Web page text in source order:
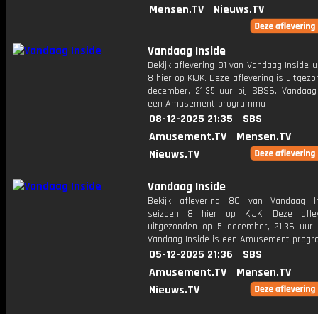
Mensen.TV
Nieuws.TV
Vandaag Inside
Bekijk aflevering 81 van Vandaag Inside
8 hier op KIJK. Deze aflevering is
december, 21:35 uur bij SBS6.
een Amusement programma
08-12-2025 21:35
SBS
Amusement.TV
Mensen.TV
Nieuws.TV
Vandaag Inside
Bekijk aflevering 80 van Vandaag
seizoen 8 hier op KIJK. Deze
uitgezonden op 5 december, 21:36 uur
Vandaag Inside is een Amusement
05-12-2025 21:36
SBS
Amusement.TV
Mensen.TV
Nieuws.TV